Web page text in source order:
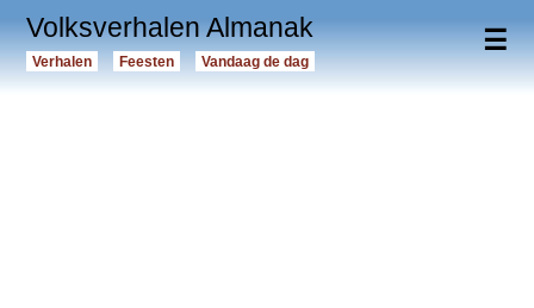
☰
Volksverhalen Almanak
Verhalen Feesten Vandaag de dag